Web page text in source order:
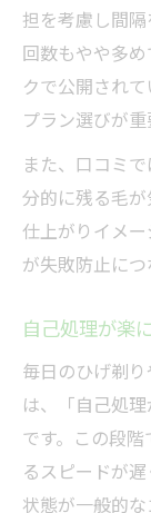
肌ト
実際
担を考慮し間
回数もやや多
クで公開され
プラン選びが重
また、口コミ
分的に残る毛
仕上がりイメ
が失敗防止につ
自己処理が楽
毎日のひげ剃
は、「自己処
です。この段
るスピードが
状態が一般的な